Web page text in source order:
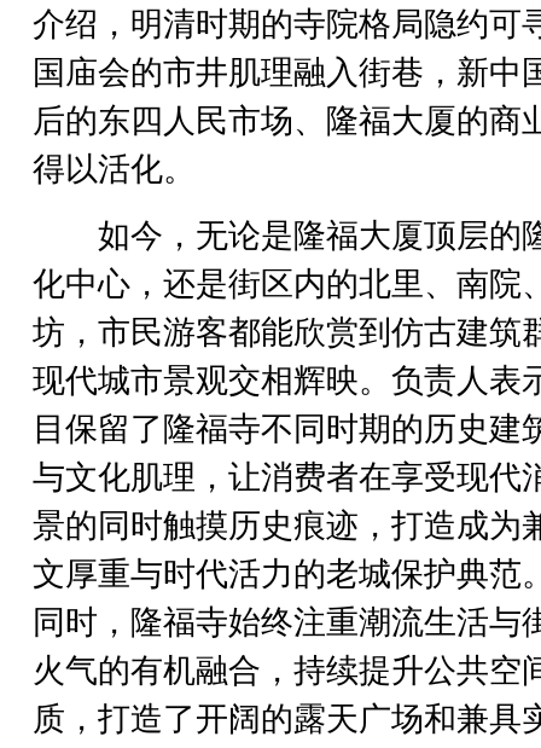
介绍，明清时期的寺院格局隐约可
国庙会的市井肌理融入街巷，新中
后的东四人民市场、隆福大厦的商
得以活化。
如今，无论是隆福大厦顶层的
化中心，还是街区内的北里、南院
坊，市民游客都能欣赏到仿古建筑
现代城市景观交相辉映。负责人表
目保留了隆福寺不同时期的历史建
与文化肌理，让消费者在享受现代
景的同时触摸历史痕迹，打造成为
文厚重与时代活力的老城保护典范
同时，隆福寺始终注重潮流生活与
火气的有机融合，持续提升公共空
质，打造了开阔的露天广场和兼具